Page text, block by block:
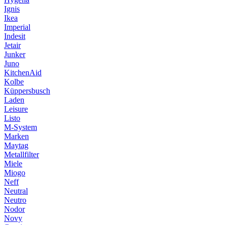
Ignis
Ikea
Imperial
Indesit
Jetair
Junker
Juno
KitchenAid
Kolbe
Küppersbusch
Laden
Leisure
Listo
M-System
Marken
Maytag
Metallfilter
Miele
Miogo
Neff
Neutral
Neutro
Nodor
Novy